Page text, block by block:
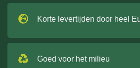
Korte levertijden door heel
Goed voor het milieu